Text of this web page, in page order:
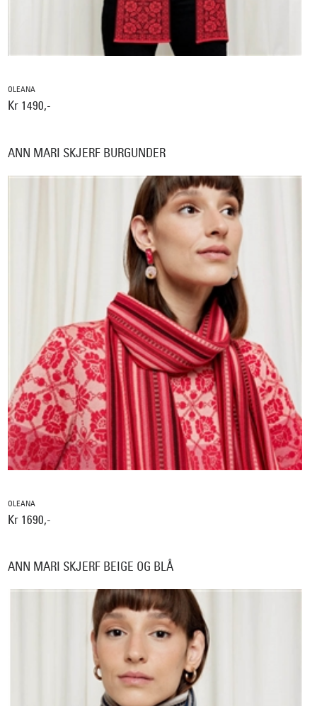
OLEANA
Kr 1490,-
ANN MARI SKJERF BURGUNDER
OLEANA
Kr 1690,-
ANN MARI SKJERF BEIGE OG BLÅ